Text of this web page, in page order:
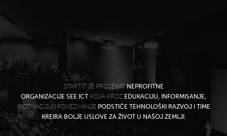
STARTIT JE PROJEKATNEPROFITNE
ORGANIZACIJE SEE ICTKOJA KROZ EDUKACIJU, INFORMISANJE,
MOTIVACIJU I POVEZIVANJE PODSTIČE TEHNOLOŠKI RAZVOJ I TIME
KREIRA BOLJE USLOVE ZA ŽIVOT U NAŠOJ ZEMLJI.